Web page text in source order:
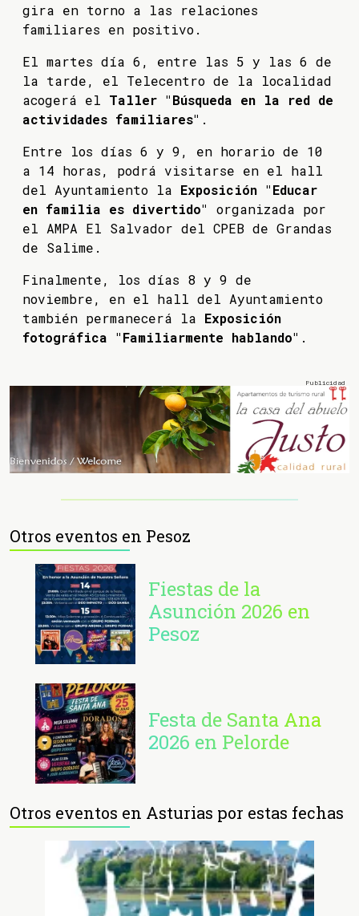
gira en torno a las relaciones
familiares en positivo.
El martes día 6, entre las 5 y las 6 de
la tarde, el Telecentro de la localidad
acogerá el Taller "Búsqueda en la red de
actividades familiares" .
Entre los días 6 y 9, en horario de 10
a 14 horas, podrá visitarse en el hall
del Ayuntamiento la Exposición "Educar
en familia es divertido"
organizada por
el AMPA El Salvador del CPEB de Grandas
de Salime.
Finalmente, los días 8 y 9 de
noviembre, en el hall del Ayuntamiento
también permanecerá la Exposición
fotográfica "Familiarmente hablando" .
Otros eventos en Pesoz
Fiestas de la
Asunción 2026 en
Pesoz
Festa de Santa Ana
2026 en Pelorde
Otros eventos en Asturias por estas fechas